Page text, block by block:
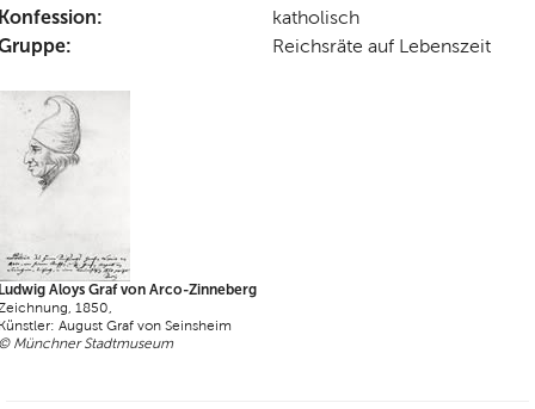
katholisch
Reichsräte auf Lebenszeit
Aloys Graf von Arco-Zinneberg
1850,
August Graf von Seinsheim
Münchner Stadtmuseum